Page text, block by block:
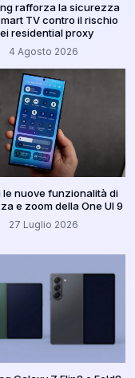
rafforza la sicurezza
TV contro il rischio
residential proxy
4 Agosto 2026
le nuove funzionalità di
e zoom della One UI 9
27 Luglio 2026